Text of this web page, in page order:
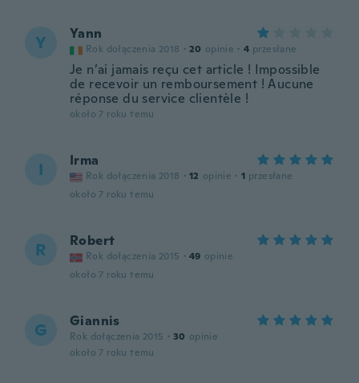
Y Yann
Rok dołączenia 2018 · 20 opinie · 4 przesłane
Je n’ai jamais reçu cet article ! Impossible
de recevoir un remboursement ! Aucune
réponse du service clientèle !
około 7 roku temu
I Irma
Rok dołączenia 2018 · 12 opinie · 1 przesłane
około 7 roku temu
R Robert
Rok dołączenia 2015 · 49 opinie
około 7 roku temu
G Giannis
Rok dołączenia 2015 · 30 opinie
około 7 roku temu